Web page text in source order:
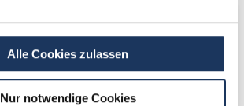
Alle Cookies zulassen
Nur notwendige Cookies